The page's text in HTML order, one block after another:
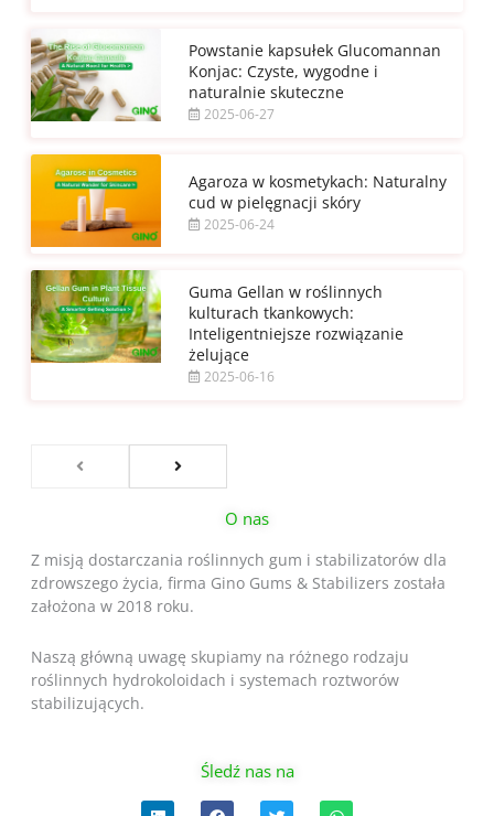
Powstanie kapsułek Glucomannan
Konjac: Czyste, wygodne i
naturalnie skuteczne
2025-06-27
Agaroza w kosmetykach: Naturalny
cud w pielęgnacji skóry
2025-06-24
Guma Gellan w roślinnych
kulturach tkankowych:
Inteligentniejsze rozwiązanie
żelujące
2025-06-16
O nas
Z misją dostarczania roślinnych gum i stabilizatorów dla
zdrowszego życia, firma Gino Gums & Stabilizers została
założona w 2018 roku.
Naszą główną uwagę skupiamy na różnego rodzaju
roślinnych hydrokoloidach i systemach roztworów
stabilizujących.
Śledź nas na
L
F T W